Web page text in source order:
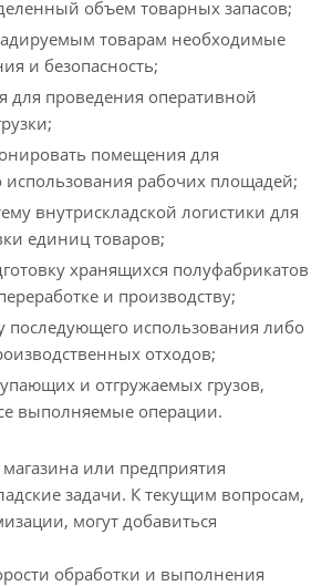
объем товарных запасов;
товарам необходимые
и безопасность;
для проведения оперативной
помещения для
использования рабочих площадей;
внутрискладской логистики для
единиц товаров;
хранящихся полуфабрикатов
и производству;
последующего использования либо
отходов;
и отгружаемых грузов,
выполняемые операции.
или предприятия
задачи. К текущим вопросам,
могут добавиться
обработки и выполнения